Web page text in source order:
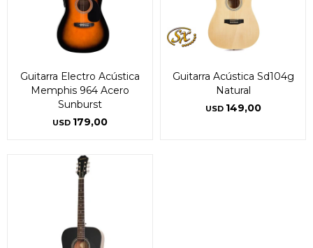
Guitarra Electro Acústica
Memphis 964 Acero
Sunburst
USD 179,00
Guitarra Acústica Sd104g
Natural
USD 149,00